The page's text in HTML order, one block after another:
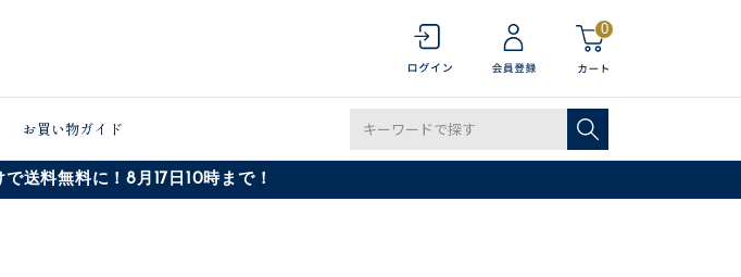
0
お買い物ガイド
送料無料に！8月17日10時まで！